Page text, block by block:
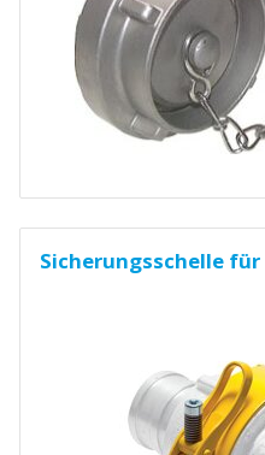
Sicherungsschelle